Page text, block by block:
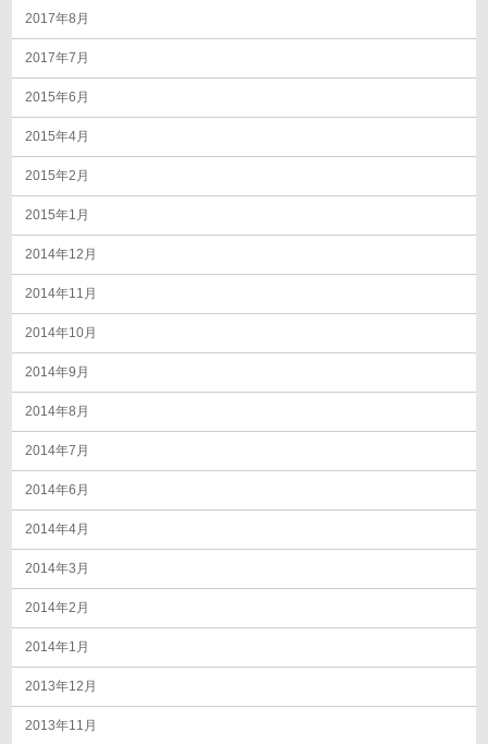
2017年8月
2017年7月
2015年6月
2015年4月
2015年2月
2015年1月
2014年12月
2014年11月
2014年10月
2014年9月
2014年8月
2014年7月
2014年6月
2014年4月
2014年3月
2014年2月
2014年1月
2013年12月
2013年11月